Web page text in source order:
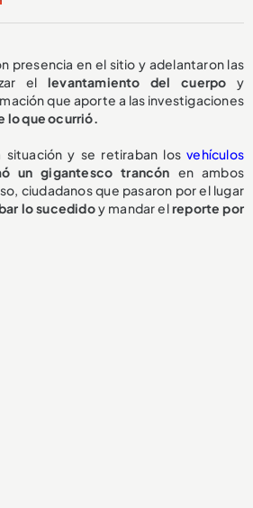
presencia en el sitio y adelantaron las
el levantamiento del cuerpo y
que aporte a las investigaciones
lo que ocurrió.
situación y se retiraban losvehículos
un gigantesco trancón en ambos
ciudadanos que pasaron por el lugar
lo sucedidoy mandar elreporte por